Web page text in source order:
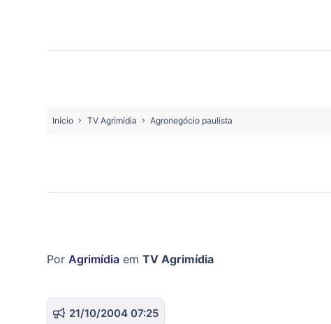
Início TV Agrimídia Agronegócio paulista
Por Agrimídia em TV Agrimídia
21/10/2004 07:25